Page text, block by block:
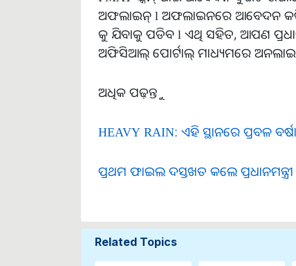
ଅଫଲାଇନ୍ l ଅଫଲାଇନରେ ଆବେଦନ
କୁ ଯିବାକୁ ପଡିବ l ଏଥି ସହିତ, ଆପଣ
ଅଫିସିଆଲ୍ ପୋର୍ଟାଲ୍ ମାଧ୍ୟମରେ
ଅଧିକ ପଢ଼ନ୍ତୁ
HEAVY RAIN: ଏହି ସ୍ଥାନରେ ପ୍ରବଳ ବର୍ଷା
ପ୍ରଥମ ଫାଇଲ ଦସ୍ତଖତ କଲେ ପ୍ରଧାନମନ୍ତ୍ରୀ
Related Topics